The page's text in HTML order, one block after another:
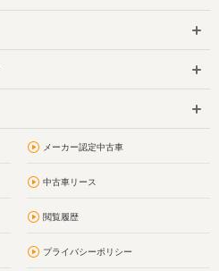
メーカー認定中古車
中古車リース
閲覧履歴
プライバシーポリシー